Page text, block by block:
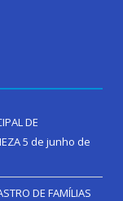
DE
5 de junho de
DE FAMÍLIAS